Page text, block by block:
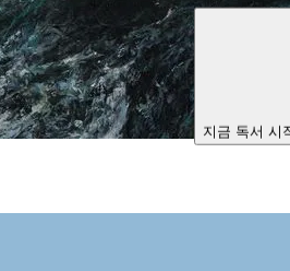
지금 독서 시